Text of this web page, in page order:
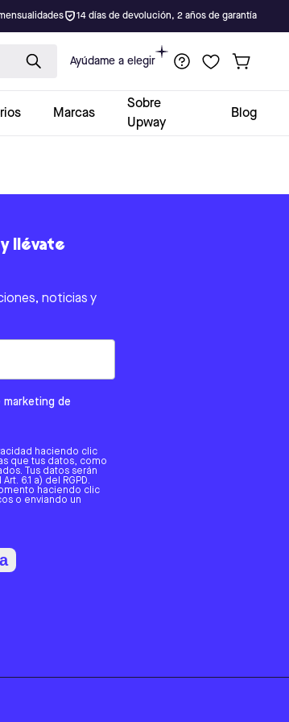
14 días de devolución, 2 años de garantía
Ayúdame a elegir
Marcas
Sobre
Upway
Blog
llévate
noticias y
de
haciendo clic
que tus datos, como
Tus datos serán
6.1 a) del RGPD.
haciendo clic
o enviando un